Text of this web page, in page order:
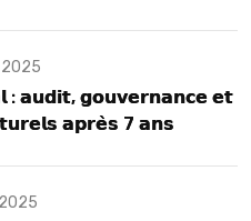
: 𝗮𝘂𝗱𝗶𝘁, 𝗴𝗼𝘂𝘃𝗲𝗿𝗻𝗮𝗻𝗰𝗲 𝗲𝘁
𝗮𝗽𝗿𝗲̀𝘀 7 𝗮𝗻𝘀